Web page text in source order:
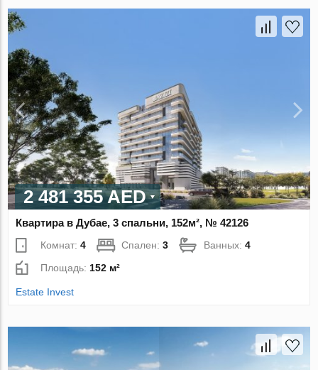
2 481 355 AED
Квартира в Дубае, 3 спальни, 152м², № 42126
Комнат:4 Спален:3 Ванных:4
Площадь:152 м²
Estate Invest